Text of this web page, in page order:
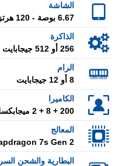
الشاشة
6.67 بوصة - 120 هرتز - AMOLED
الذاكرة
256 أو 512 جيجابايت
الرام
8 أو 12 جيجابايت
الكاميرا
200 + 8 + 2 ميجابكسل
المعالج
7s Gen 2
البطارية والشحن